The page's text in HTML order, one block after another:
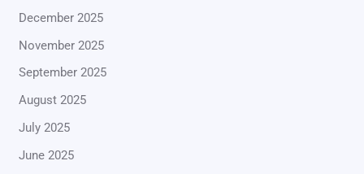
December 2025
November 2025
September 2025
August 2025
July 2025
June 2025